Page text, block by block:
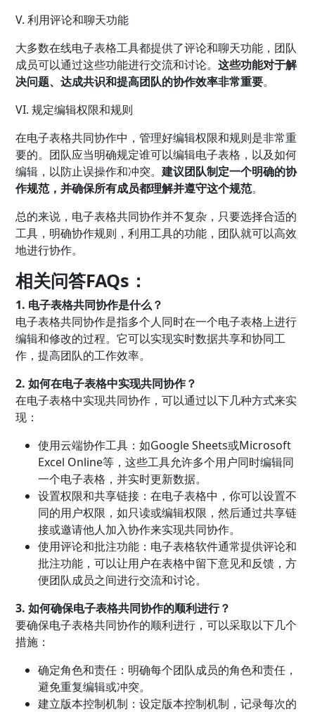
V. 利用评论和聊天功能
大多数在线电子表格工具都提供了评论和聊天功能，团队
成员可以通过这些功能进行交流和讨论。这些功能对于解
决问题、达成共识和提高团队的协作效率非常重要。
VI. 规定编辑权限和规则
在电子表格共同协作中，管理好编辑权限和规则是非常重
要的。团队应当明确规定谁可以编辑电子表格，以及如何
编辑，以防止误操作和冲突。建议团队制定一个明确的协
作规范，并确保所有成员都理解并遵守这个规范。
总的来说，电子表格共同协作并不复杂，只要选择合适的
工具，明确协作规则，利用工具的功能，团队就可以高效
地进行协作。
相关问答FAQs：
1. 电子表格共同协作是什么？
电子表格共同协作是指多个人同时在一个电子表格上进行
编辑和修改的过程。它可以实现实时数据共享和协同工
作，提高团队的工作效率。
2. 如何在电子表格中实现共同协作？
在电子表格中实现共同协作，可以通过以下几种方式来实
现：
使用云端协作工具：如Google Sheets或Microsoft
Excel Online等，这些工具允许多个用户同时编辑同
一个电子表格，并实时更新数据。
设置权限和共享链接：在电子表格中，你可以设置不
同的用户权限，如只读或编辑权限，然后通过共享链
接或邀请他人加入协作来实现共同协作。
使用评论和批注功能：电子表格软件通常提供评论和
批注功能，可以让用户在表格中留下意见和反馈，方
便团队成员之间进行交流和讨论。
3. 如何确保电子表格共同协作的顺利进行？
要确保电子表格共同协作的顺利进行，可以采取以下几个
措施：
确定角色和责任：明确每个团队成员的角色和责任，
避免重复编辑或冲突。
建立版本控制机制：设定版本控制机制，记录每次的